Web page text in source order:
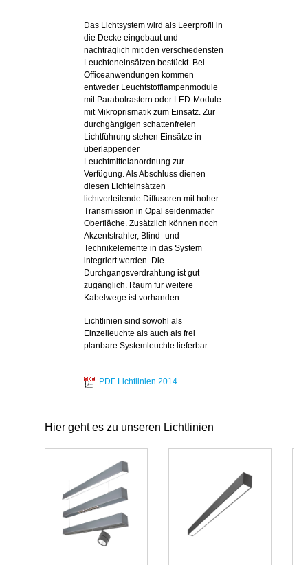
Das Lichtsystem wird als Leerprofil in
die Decke eingebaut und
nachträglich mit den verschiedensten
Leuchteneinsätzen bestückt. Bei
Officeanwendungen kommen
entweder Leuchtstofflampenmodule
mit Parabolrastern oder LED-Module
mit Mikroprismatik zum Einsatz. Zur
durchgängigen schattenfreien
Lichtführung stehen Einsätze in
überlappender
Leuchtmittelanordnung zur
Verfügung. Als Abschluss dienen
diesen Lichteinsätzen
lichtverteilende Diffusoren mit hoher
Transmission in Opal seidenmatter
Oberfläche. Zusätzlich können noch
Akzentstrahler, Blind- und
Technikelemente in das System
integriert werden. Die
Durchgangsverdrahtung ist gut
zugänglich. Raum für weitere
Kabelwege ist vorhanden.
Lichtlinien sind sowohl als
Einzelleuchte als auch als frei
planbare Systemleuchte lieferbar.
PDF Lichtlinien 2014
Hier geht es zu unseren Lichtlinien